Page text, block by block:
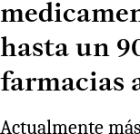
hasta un
farmacias
Actualmente